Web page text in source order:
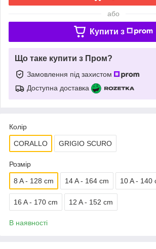
або
Купити з
Що таке купити з Пром?
Замовлення під захистом
Доступна доставка
Колір
CORALLO GRIGIO SCURO
Розмір
8 A - 128 cm 14 A - 164 cm 10 A - 140
16 A - 170 cm 12 A - 152 cm
В наявності